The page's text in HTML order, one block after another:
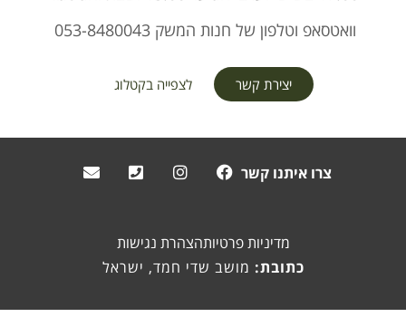
וואטסאפ וטלפון של חנות המשק 053-8480043
יצירת קשר לצפייה בקטלוג
צרו איתנו קשר
כתובת:מושב שדי חמד, ישראל
מדיניות פרטיותהצהרת נגישות